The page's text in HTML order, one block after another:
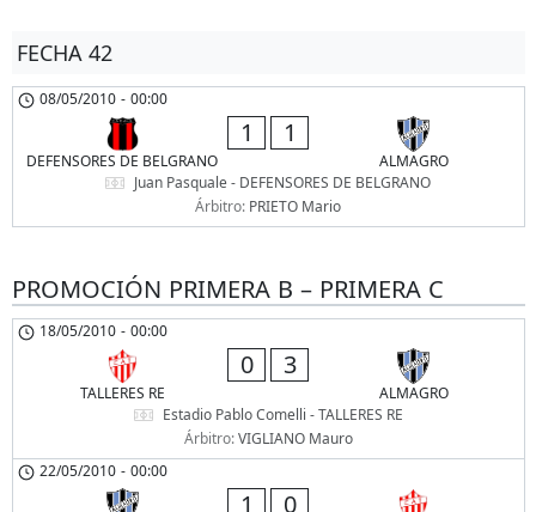
FECHA 42
08/05/2010 - 00:00
DEFENSORES DE BELGRANO
1 1
ALMAGRO
Juan Pasquale - DEFENSORES DE BELGRANO
Árbitro: PRIETO Mario
PROMOCIÓN PRIMERA B – PRIMERA C
18/05/2010 - 00:00
TALLERES RE
0 3
ALMAGRO
Estadio Pablo Comelli - TALLERES RE
Árbitro:VIGLIANO Mauro
22/05/2010 - 00:00
1 0